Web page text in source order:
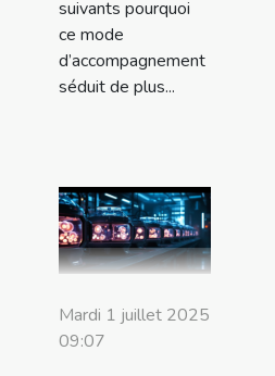
suivants pourquoi
ce mode
d’accompagnement
séduit de plus...
Mardi 1 juillet 2025
09:07